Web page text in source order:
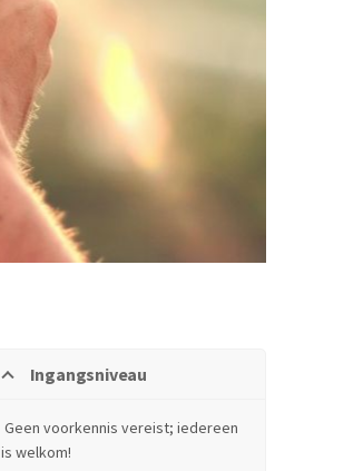
Ingangsniveau
Geen voorkennis vereist; iedereen
is welkom!